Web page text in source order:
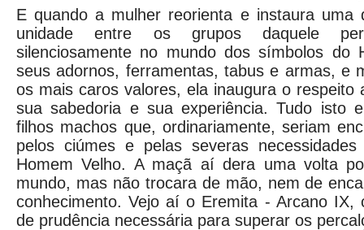
E quando a mulher reorienta e instaura uma
unidade entre os grupos daquele
silenciosamente no mundo dos símbolos do
seus adornos, ferramentas, tabus e armas, e
os mais caros valores, ela inaugura o respeito
sua sabedoria e sua experiência. Tudo isto
filhos machos que, ordinariamente, seriam
pelos ciúmes e pelas severas
Homem Velho. A maçã aí dera uma volta
mundo, mas não trocara de mão, nem de
conhecimento. Vejo aí o Eremita - Arcano IX,
de prudência necessária para superar os